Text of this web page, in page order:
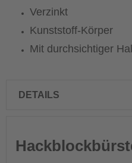
Verzinkt
Kunststoff-Körper
Mit durchsichtiger
DETAILS